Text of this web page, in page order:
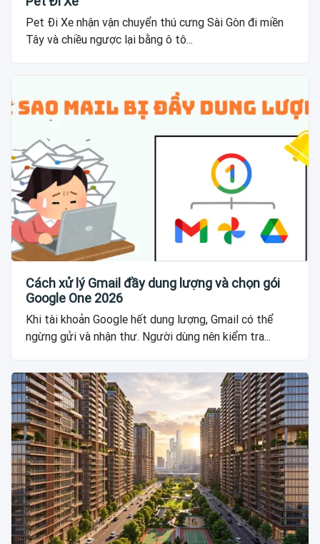
Pet Đi Xe nhận vận chuyển thú cưng Sài Gòn đi miền
Tây và chiều ngược lại bằng ô tô...
Cách xử lý Gmail đầy dung lượng và chọn gói
Google One 2026
Khi tài khoản Google hết dung lượng, Gmail có thể
ngừng gửi và nhận thư. Người dùng nên kiểm tra...